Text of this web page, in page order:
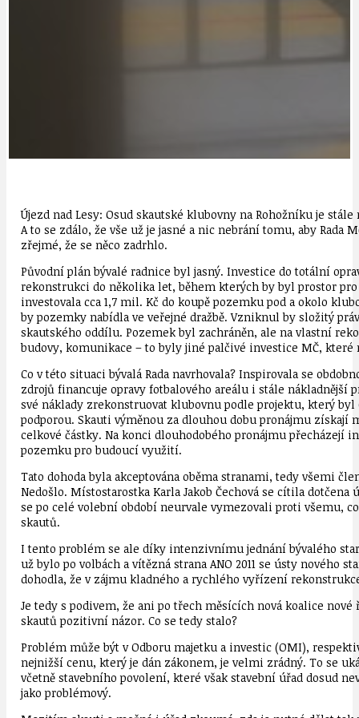
Újezd nad Lesy: Osud skautské klubovny na Rohožníku je
A to se zdálo, že vše už je jasné a nic nebrání tomu, aby
zřejmé, že se něco zadrhlo.
Původní plán bývalé radnice byl jasný. Investice do totální
rekonstrukci do několika let, během kterých by byl prostor
investovala cca 1,7 mil. Kč do koupě pozemku pod a okolo
by pozemky nabídla ve veřejné dražbě. Vzniknul by složitý
skautského oddílu. Pozemek byl zachráněn, ale na vlastní
budovy, komunikace – to byly jiné palčivé investice MČ,
Co v této situaci bývalá Rada navrhovala? Inspirovala se
zdrojů financuje opravy fotbalového areálu i stále nákladnější
své náklady zrekonstruovat klubovnu podle projektu, který
podporou. Skauti výměnou za dlouhou dobu pronájmu získají
celkové částky. Na konci dlouhodobého pronájmu přecházejí
pozemku pro budoucí využití.
Tato dohoda byla akceptována oběma stranami, tedy všemi
Nedošlo. Místostarostka Karla Jakob Čechová se cítila
se po celé volební období neurvale vymezovali proti všemu,
skautů.
I tento problém se ale díky intenzivnímu jednání bývalého
už bylo po volbách a vítězná strana ANO 2011 se ústy nového
dohodla, že v zájmu kladného a rychlého vyřízení
Je tedy s podivem, že ani po třech měsících nová koalice
skautů pozitivní názor. Co se tedy stalo?
Problém může být v Odboru majetku a investic (OMI),
nejnižší cenu, který je dán zákonem, je velmi zrádný. To se
včetně stavebního povolení, které však stavební úřad dosud
jako problémový.